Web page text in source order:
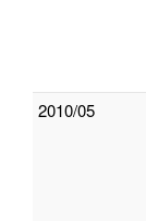
2010/05